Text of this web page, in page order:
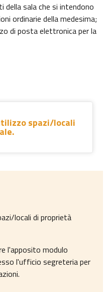
sala che si intendono
ordinarie della medesima;
di posta elettronica per la
spazi/locali
locali di proprietà
l'apposito modulo
l'ufficio segreteria per